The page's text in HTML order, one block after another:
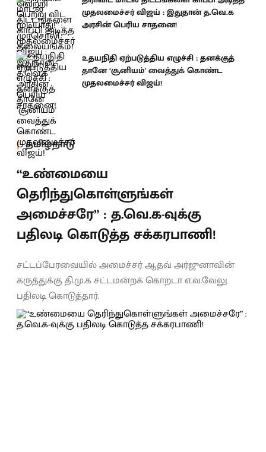
முதலமைச்சர் விஜய் : இதுதான் த.வெ.க
அரசின் பெரிய சாதனை!
உதயநிதி ஏற்படுத்திய எழுச்சி : தனக்குத்
தானே ‘சூனியம்' வைத்துக் கொண்ட
முதலமைச்சர் விஜய்!
தமிழ்நாடு
“உண்மையை
தெரிந்துகொள்ளுங்கள்
அமைச்சரே” : த.வெ.க-வுக்கு
பதிலடி கொடுத்த சக்கரபாணி!
சட்டப்பேரவையில் அமைச்சர் ஆதவ் அர்ஜுனாவின்
கருத்துக்கு தி.மு.க சட்டமன்றக் கொறடா எ.வ.வேலு
பதிலடி கொடுத்தார்.